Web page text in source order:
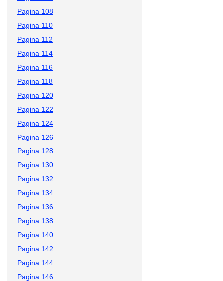
Pagina 108
Pagina 110
Pagina 112
Pagina 114
Pagina 116
Pagina 118
Pagina 120
Pagina 122
Pagina 124
Pagina 126
Pagina 128
Pagina 130
Pagina 132
Pagina 134
Pagina 136
Pagina 138
Pagina 140
Pagina 142
Pagina 144
Pagina 146